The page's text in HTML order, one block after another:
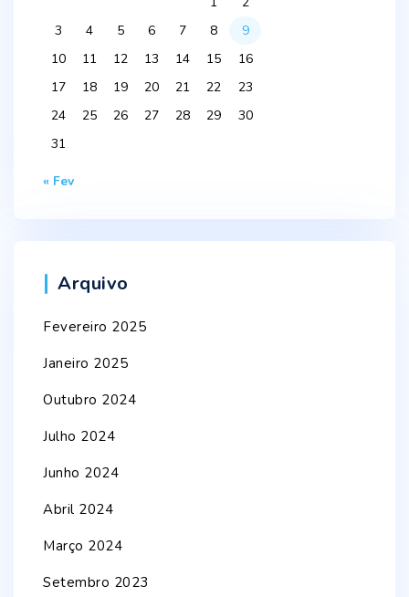
3
4 5 6 7 8
9
10
11 12 13 14 15
16
17
18 19 20 21 22
23
24
25 26 27 28 29
30
31
« Fev
Arquivo
Fevereiro 2025
Janeiro 2025
Outubro 2024
Julho 2024
Junho 2024
Abril 2024
Março 2024
Setembro 2023